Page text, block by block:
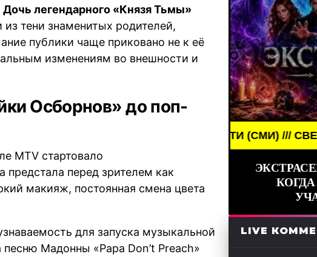
Дочь легендарного «Князя Тьмы»
тени знаменитых родителей,
публики чаще приковано не к её
изменениям во внешности и
Осборнов» до поп-
MTV стартовало
предстала перед зрителем как
макияж, постоянная смена цвета
для запуска музыкальной
Мадонны «Papa Don’t Preach»
NEWS /// НОВОСТИ (СМИ) /// СВЕЖИЕ
LIVE